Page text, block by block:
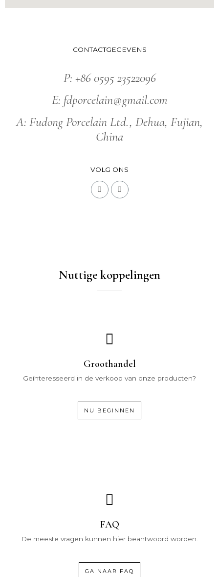
CONTACTGEGEVENS
P: +86 0595 23522096
E: fdporcelain@gmail.com
A: Fudong Porcelain Ltd., Dehua, Fujian,
China
VOLG ONS
Nuttige koppelingen
Groothandel
Geïnteresseerd in de verkoop van onze producten?
NU BEGINNEN
FAQ
De meeste vragen kunnen hier beantwoord worden.
GA NAAR FAQ